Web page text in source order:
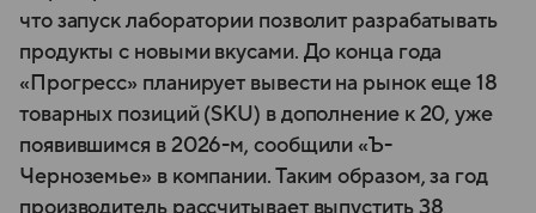
что запуск лаборатории позволит разрабатывать
продукты с новыми вкусами. До конца года
«Прогресс» планирует вывести на рынок еще 18
товарных позиций (SKU) в дополнение к 20, уже
появившимся в 2026-м, сообщили «Ъ-
Черноземье» в компании. Таким образом, за год
производитель рассчитывает выпустить 38